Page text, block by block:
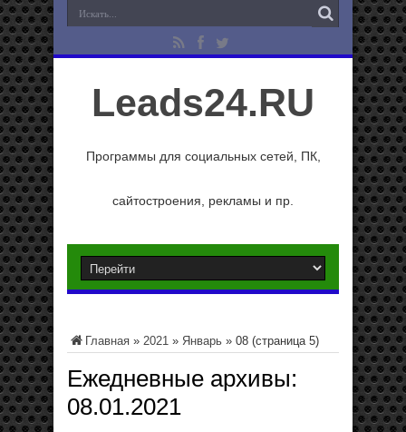
Leads24.RU
Программы для социальных сетей, ПК,
сайтостроения, рекламы и пр.
Главная » 2021 » Январь » 08 (страница 5)
Ежедневные архивы:
08.01.2021